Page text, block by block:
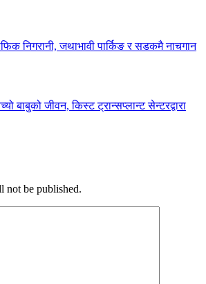
निगरानी, जथाभावी पार्किङ र सडकमै नाचगान
बाबुको जीवन, किस्ट ट्रान्सप्लान्ट सेन्टरद्वारा
not be published.